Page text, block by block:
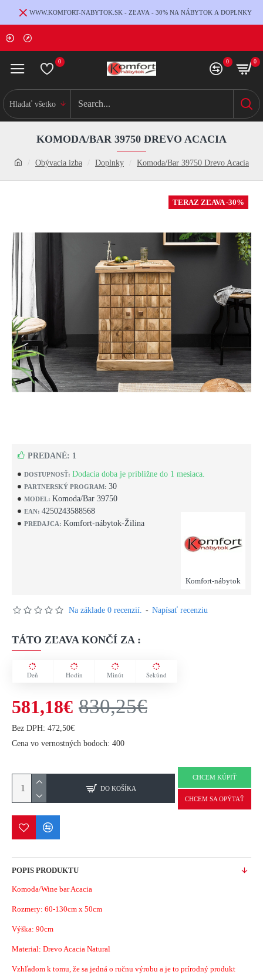
WWW.KOMFORT-NABYTOK.SK - ZĽAVA - 30% NA NÁBYTOK A DOPLNKY
0 0 0
Hladať všetko
Obývacia izba Doplnky Komoda/Bar 39750 Drevo Acacia
KOMODA/BAR 39750 DREVO ACACIA
TERAZ ZĽAVA -30%
DOSTUPNOSŤ: Dodacia doba je približne do 1 mesiaca.
PARTNERSKÝ PROGRAM: 30
MODEL: Komoda/Bar 39750
EAN: 4250243588568
PREDAJCA: Komfort-nábytok-Žilina
Komfort-nábytok
PREDANÉ: 1
Na základe 0 recenzií. - Napísať recenziu
TÁTO ZĽAVA KONČÍ ZA :
Deň Hodín Minút Sekúnd
581,18€ 830,25€
Bez DPH: 472,50€
Cena vo vernostných bodoch: 400
DO KOŠÍKA
CHCEM KÚPIŤ
CHCEM SA OPÝTAŤ
POPIS PRODUKTU
Komoda/Wine bar Acacia
Rozmery: 60-130cm x 50cm
Výška: 90cm
Material: Drevo Acacia Natural
Vzhľadom k tomu, že sa jedná o ručnu výrobu a je to prírodný produkt